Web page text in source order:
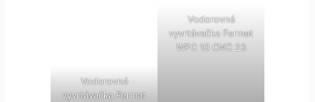
Vodorovná
vyvrtávačka Fermat
Vodorovná
vyvrtávačka Fermat
WFC 10 CNC 23